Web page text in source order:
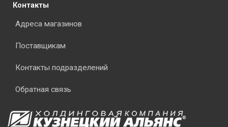
Контакты
Адреса магазинов
Поставщикам
Контакты подразделений
Обратная связь